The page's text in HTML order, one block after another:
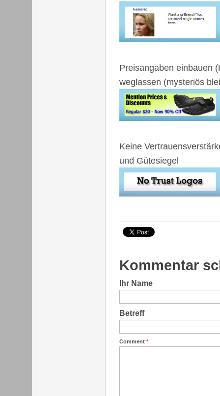
Preisangaben einbauen
weglassen (mysteriös
Keine
und Gütesiegel
Kommentar
Ihr Name
Betreff
Comment *